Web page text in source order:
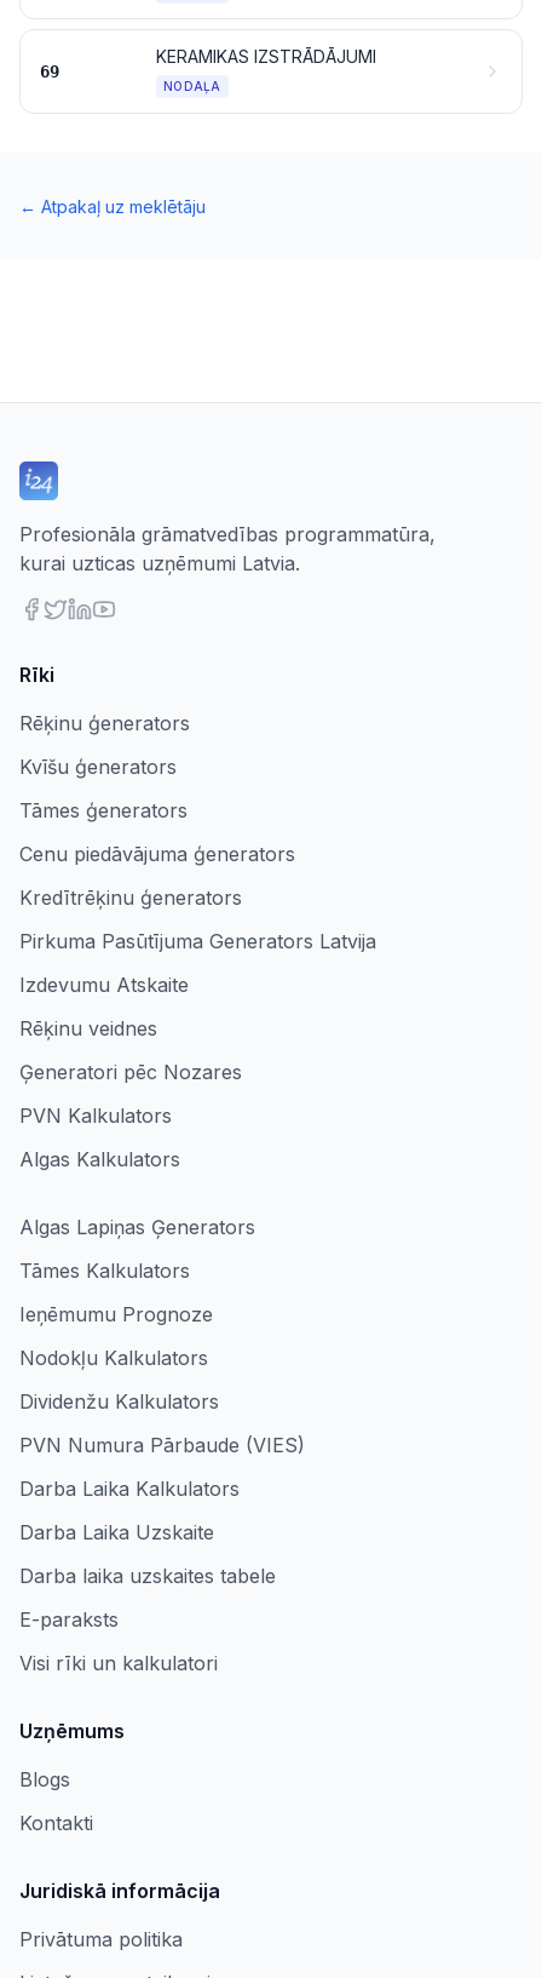
69
KERAMIKAS IZSTRĀDĀJUMI
NODAĻA
← Atpakaļ uz meklētāju
Profesionāla grāmatvedības programmatūra,
kurai uzticas uzņēmumi Latvia.
Rīki
Rēķinu ģenerators
Kvīšu ģenerators
Tāmes ģenerators
Cenu piedāvājuma ģenerators
Kredītrēķinu ģenerators
Pirkuma Pasūtījuma Generators Latvija
Izdevumu Atskaite
Rēķinu veidnes
Ģeneratori pēc Nozares
PVN Kalkulators
Algas Kalkulators
Algas Lapiņas Ģenerators
Tāmes Kalkulators
Ieņēmumu Prognoze
Nodokļu Kalkulators
Dividenžu Kalkulators
PVN Numura Pārbaude (VIES)
Darba Laika Kalkulators
Darba Laika Uzskaite
Darba laika uzskaites tabele
E-paraksts
Visi rīki un kalkulatori
Uzņēmums
Blogs
Kontakti
Juridiskā informācija
Privātuma politika